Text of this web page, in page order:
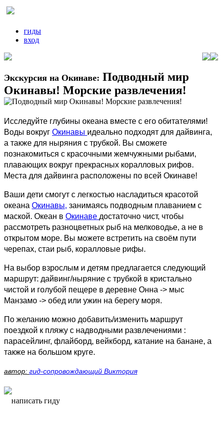
гиды
вход
Экскурсия на Окинаве: Подводный мир
Окинавы! Морские развлечения!
Исследуйте глубины океана вместе с его обитателями!
Воды вокруг Окинавы идеально подходят для дайвинга,
а также для ныряния с трубкой. Вы сможете
познакомиться с красочными жемчужными рыбами,
плавающих вокруг прекрасных коралловых рифов.
Места для дайвинга расположены по всей Окинаве!
Ваши дети смогут с легкостью насладиться красотой
океана Окинавы, занимаясь подводным плаванием с
маской. Океан в Окинаве достаточно чист, чтобы
рассмотреть разноцветных рыб на мелководье, а не в
открытом море. Вы можете встретить на своём пути
черепах, стаи рыб, коралловые рифы.
На выбор взрослым и детям предлагается следующий
маршрут: дайвинг/ныряние с трубкой в кристально
чистой и голубой пещере в деревне Онна -> мыс
Манзамо -> обед или ужин на берегу моря.
По желанию можно добавить/изменить маршрут
поездкой к пляжу с надводными развлечениями :
парасейлинг, флайборд, вейкборд, катание на банане, а
также на большом круге.
автор: гид-сопровождающий Виктория
написать гиду